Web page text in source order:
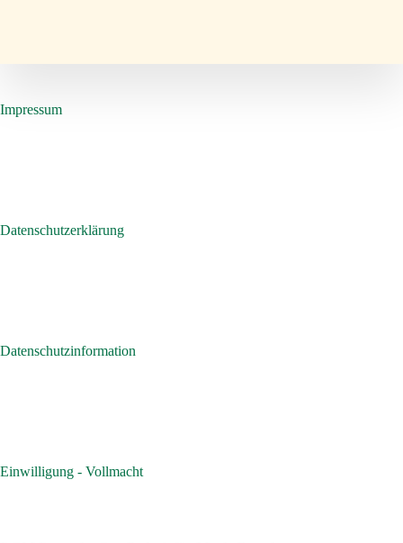
Impressum
Datenschutzerklärung
Datenschutzinformation
Einwilligung - Vollmacht